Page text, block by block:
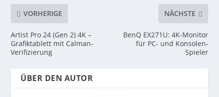
VORHERIGE
Artist Pro 24 (Gen 2) 4K –
Grafiktablett mit Calman-
Verifizierung
NÄCHSTE
BenQ EX271U: 4K-Monitor
für PC- und Konsolen-
Spieler
ÜBER DEN AUTOR